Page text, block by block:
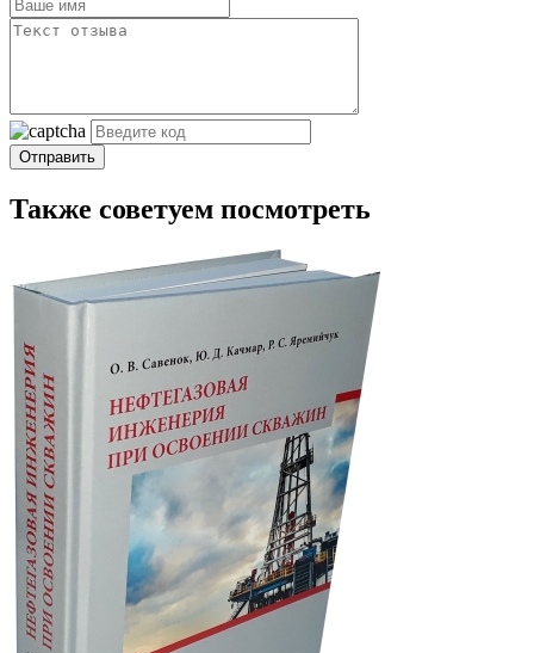
Отправить
Также советуем посмотреть